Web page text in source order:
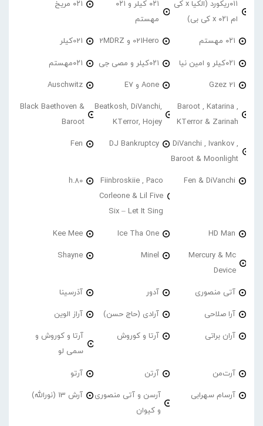
۰۱۱ریکورد (الکیا x کی
ام ۰۲۱ x کی بی)
۰۲۱ کیلر و ۰۲۱
مهستم
۰۲۱ مریخ
۰۲۱ مهستم 021Hero و 2MDRZ 021کیلر
۰۲۱کیلر و امین نیا ۰۲۱کیلر و مصی جی ۰۲۱مهستم
21 Gzez Aone و E7 Auschwitz
Baroot , Katarina ,
KTerror & Zarinah
Beatkosh, DiVanchi,
KTerror, Hojey
Black Baethoven &
Baroot
DiVanchi , Ivankov ,
Baroot & Moonlight
DJ Bankruptcy
Fen
Fen & DiVanchi
Fiinbroskiie , Paco
Corleone & Lil Five
Six – Let It Sing
h.80
HD Man
Ice Tha One
Kee Mee
Mercury & Mc
Device
Minel
Shayne
آتی منصوری آدور آذرسینا
آرا صلاحی آرادی (حاج حسن) آراز الوین
آران براتی آرتا و کوروش
آرتا و کوروش و
سمی لو
آرت‌من آرتن آرتو
آرسام سهرابی
آرسن و آتی منصوری
و کیوان
آرش 13 (نورالله)